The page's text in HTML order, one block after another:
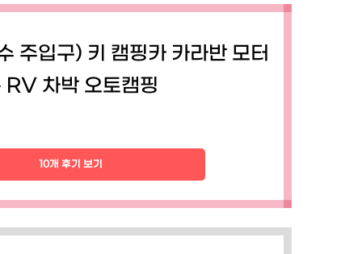
주입구) 키 캠핑카 카라반 모터
RV 차박 오토캠핑
10개 후기 보기